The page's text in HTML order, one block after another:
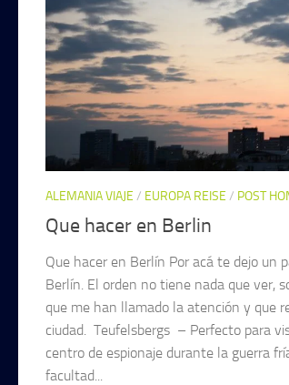
ALEMANIA VIAJE / EUROPA REISE / POST
Que hacer en Berlin
Que hacer en Berlín Por acá te dejo un
Berlín. El orden no tiene nada que ver,
que me han llamado la atención y que
ciudad. Teufelsbergs – Perfecto para
centro de espionaje durante la guerra
facultad...